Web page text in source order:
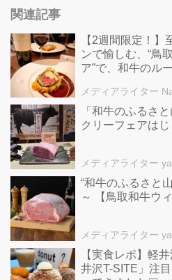
関連記事
【2週間限定！】
ンで愉しむ、“鳥
ア”で、和牛のル
メディアライター
「和牛のふるさ
クリーフェアは
メディアライター
“和牛のふるさと
～ 【鳥取和牛ウ
メディアライター
【実食レポ】軽
井沢T-SITE」注